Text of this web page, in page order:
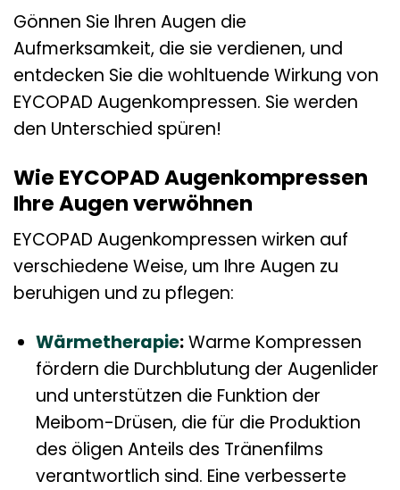
Gönnen Sie Ihren Augen die
Aufmerksamkeit, die sie verdienen, und
entdecken Sie die wohltuende Wirkung von
EYCOPAD Augenkompressen. Sie werden
den Unterschied spüren!
Wie EYCOPAD Augenkompressen
Ihre Augen verwöhnen
EYCOPAD Augenkompressen wirken auf
verschiedene Weise, um Ihre Augen zu
beruhigen und zu pflegen:
Wärmetherapie:Warme Kompressen
fördern die Durchblutung der Augenlider
und unterstützen die Funktion der
Meibom-Drüsen, die für die Produktion
des öligen Anteils des Tränenfilms
verantwortlich sind. Eine verbesserte